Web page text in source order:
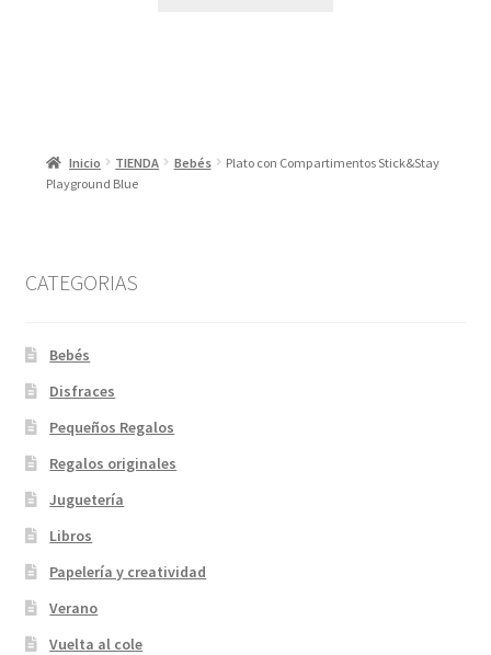
Inicio TIENDA Bebés
Plato con Compartimentos Stick&Stay
Playground Blue
CATEGORIAS
Bebés
Disfraces
Pequeños Regalos
Regalos originales
Juguetería
Libros
Papelería y creatividad
Verano
Vuelta al cole